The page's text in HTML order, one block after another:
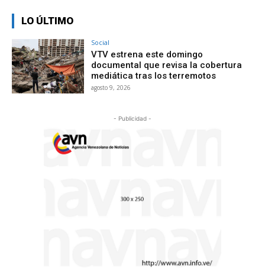
LO ÚLTIMO
Social
VTV estrena este domingo
documental que revisa la cobertura
mediática tras los terremotos
agosto 9, 2026
- Publicidad -